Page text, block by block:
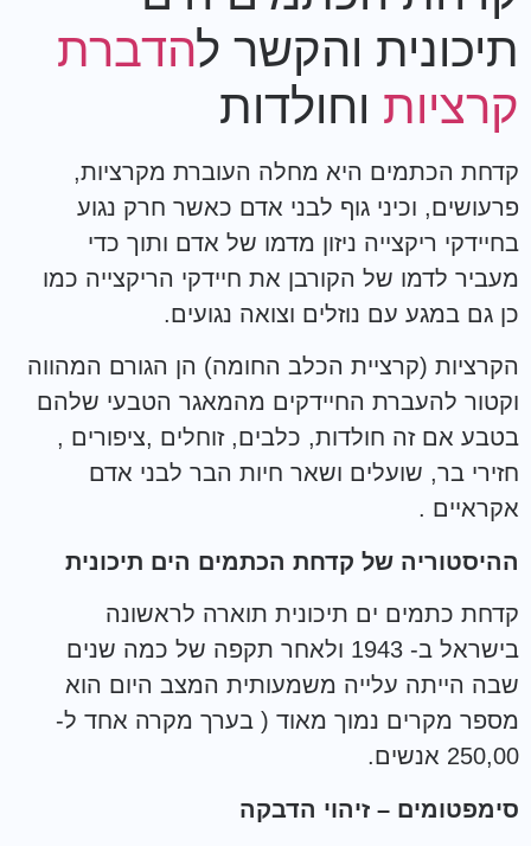
תיכונית והקשר להדברת
קרציות וחולדות
קדחת הכתמים היא מחלה העוברת מקרציות,
פרעושים, וכיני גוף לבני אדם כאשר חרק נגוע
בחיידקי ריקצייה ניזון מדמו של אדם ותוך כדי
מעביר לדמו של הקורבן את חיידקי הריקצייה כמו
כן גם במגע עם נוזלים וצואה נגועים.
הקרציות (קרציית הכלב החומה) הן הגורם המהווה
וקטור להעברת החיידקים מהמאגר הטבעי שלהם
בטבע אם זה חולדות, כלבים, זוחלים ,ציפורים ,
חזירי בר, שועלים ושאר חיות הבר לבני אדם
אקראיים .
ההיסטוריה של קדחת הכתמים הים תיכונית
קדחת כתמים ים תיכונית תוארה לראשונה
בישראל ב- 1943 ולאחר תקפה של כמה שנים
שבה הייתה עלייה משמעותית המצב היום הוא
מספר מקרים נמוך מאוד ( בערך מקרה אחד ל-
250,00 אנשים.
סימפטומים – זיהוי הדבקה